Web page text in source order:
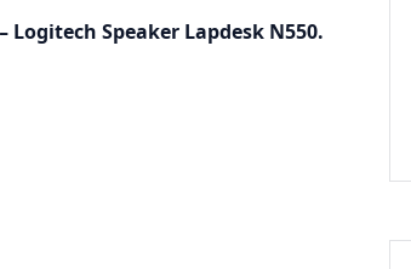
Speaker Lapdesk N550.